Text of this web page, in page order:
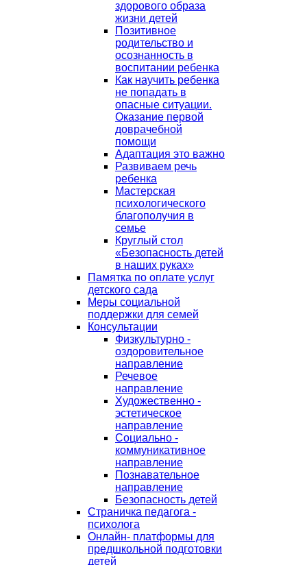
здорового образа
жизни детей
Позитивное
родительство и
осознанность в
воспитании ребенка
Как научить ребенка
не попадать в
опасные ситуации.
Оказание первой
доврачебной
помощи
Адаптация это важно
Развиваем речь
ребенка
Мастерская
психологического
благополучия в
семье
Круглый стол
«Безопасность детей
в наших руках»
Памятка по оплате услуг
детского сада
Меры социальной
поддержки для семей
Консультации
Физкультурно -
оздоровительное
направление
Речевое
направление
Художественно -
эстетическое
направление
Социально -
коммуникативное
направление
Познавательное
направление
Безопасность детей
Страничка педагога -
психолога
Онлайн- платформы для
предшкольной подготовки
детей